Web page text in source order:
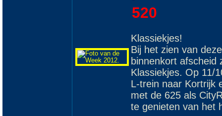
520
Klassiekjes!
Bij het zien van
binnenkort afscheid
Klassiekjes. Op 11/
L-trein naar Kortrijk
met de 625 als
te genieten van het